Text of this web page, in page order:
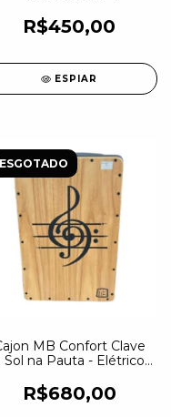
R$450,00
ESPIAR
ESGOTADO
MB Confort Clave
Sol na Pauta - Elétrico 1
R$680,00